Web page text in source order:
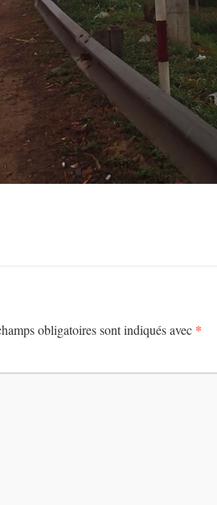
obligatoires sont indiqués avec *